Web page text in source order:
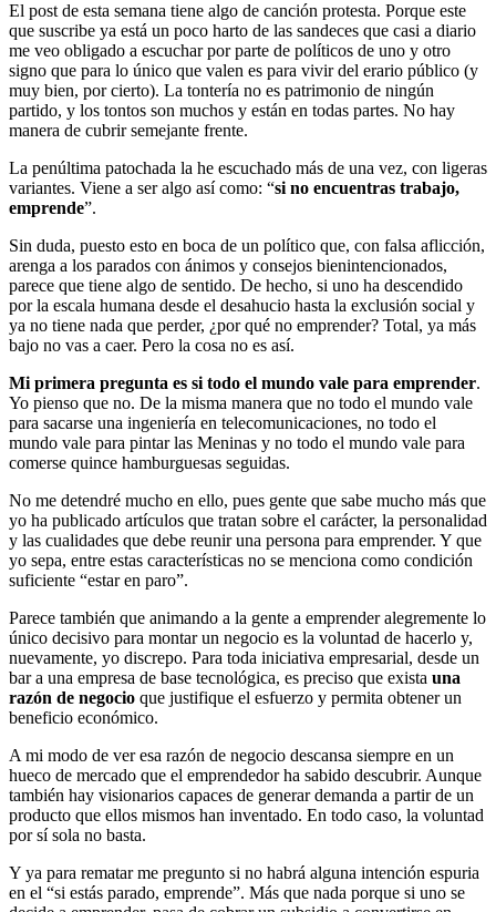
El post de esta semana tiene algo de canción protesta. Porque este
que suscribe ya está un poco harto de las sandeces que casi a diario
me veo obligado a escuchar por parte de políticos de uno y otro
signo que para lo único que valen es para vivir del erario público (y
muy bien, por cierto). La tontería no es patrimonio de ningún
partido, y los tontos son muchos y están en todas partes. No hay
manera de cubrir semejante frente.
La penúltima patochada la he escuchado más de una vez, con ligeras
variantes. Viene a ser algo así como: “si no encuentras trabajo,
emprende”.
Sin duda, puesto esto en boca de un político que, con falsa aflicción,
arenga a los parados con ánimos y consejos bienintencionados,
parece que tiene algo de sentido. De hecho, si uno ha descendido
por la escala humana desde el desahucio hasta la exclusión social y
ya no tiene nada que perder, ¿por qué no emprender? Total, ya más
bajo no vas a caer. Pero la cosa no es así.
Mi primera pregunta es si todo el mundo vale para emprender.
Yo pienso que no. De la misma manera que no todo el mundo vale
para sacarse una ingeniería en telecomunicaciones, no todo el
mundo vale para pintar las Meninas y no todo el mundo vale para
comerse quince hamburguesas seguidas.
No me detendré mucho en ello, pues gente que sabe mucho más que
yo ha publicado artículos que tratan sobre el carácter, la personalidad
y las cualidades que debe reunir una persona para emprender. Y que
yo sepa, entre estas características no se menciona como condición
suficiente “estar en paro”.
Parece también que animando a la gente a emprender alegremente lo
único decisivo para montar un negocio es la voluntad de hacerlo y,
nuevamente, yo discrepo. Para toda iniciativa empresarial, desde un
bar a una empresa de base tecnológica, es preciso que exista una
razón de negocio que justifique el esfuerzo y permita obtener un
beneficio económico.
A mi modo de ver esa razón de negocio descansa siempre en un
hueco de mercado que el emprendedor ha sabido descubrir. Aunque
también hay visionarios capaces de generar demanda a partir de un
producto que ellos mismos han inventado. En todo caso, la voluntad
por sí sola no basta.
Y ya para rematar me pregunto si no habrá alguna intención espuria
en el “si estás parado, emprende”. Más que nada porque si uno se